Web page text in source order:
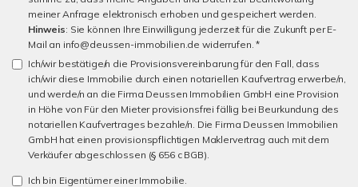
meiner Anfrage elektronisch erhoben und gespeichert werden.
Hinweis: Sie können Ihre Einwilligung jederzeit für die Zukunft per E-
Mail an info@deussen-immobilien.de widerrufen. *
Ich/wir bestätige/n die Provisionsvereinbarung für den Fall, dass
ich/wir diese Immobilie durch einen notariellen Kaufvertrag erwerbe/n,
und werde/n an die Firma Deussen Immobilien GmbH eine Provision
in Höhe von Für den Mieter provisionsfrei fällig bei Beurkundung des
notariellen Kaufvertrages bezahle/n. Die Firma Deussen Immobilien
GmbH hat einen provisionspflichtigen Maklervertrag auch mit dem
Verkäufer abgeschlossen (§ 656 c BGB).
Ich bin Eigentümer einer Immobilie.